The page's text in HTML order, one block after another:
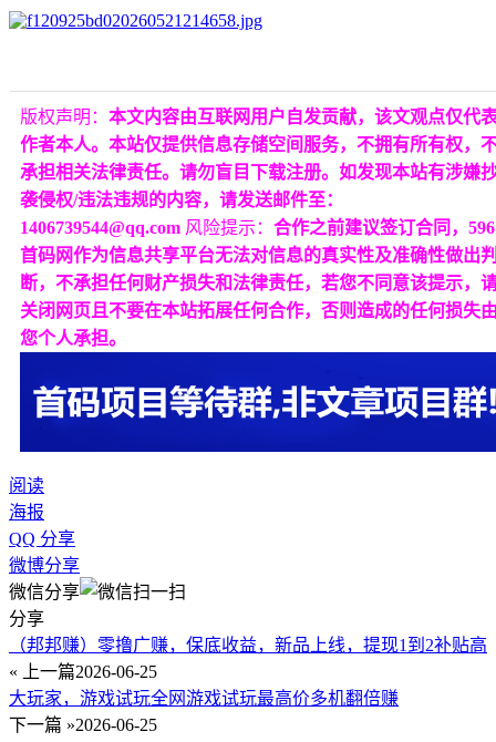
版权声明： 本文内容由互联网用户自发贡献，该文观点仅代
作者本人。本站仅提供信息存储空间服务，不拥有所有权，
承担相关法律责任。请勿盲目下载注册。如发现本站有涉嫌
袭侵权/违法违规的内容，请发送邮件至：
1406739544@qq.com 风险提示： 合作之前建议签订合同，596
首码网作为信息共享平台无法对信息的真实性及准确性做出
断，不承担任何财产损失和法律责任，若您不同意该提示，
关闭网页且不要在本站拓展任何合作，否则造成的任何损失
您个人承担。
阅读
海报
QQ 分享
微博分享
微信分享
分享
（邦邦赚）零撸广赚，保底收益，新品上线，提现1到2补贴高
« 上一篇2026-06-25
大玩家，游戏试玩全网游戏试玩最高价多机翻倍赚
下一篇 »2026-06-25